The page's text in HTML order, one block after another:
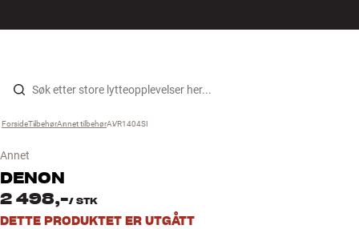
Hopp til innhold
Høyttalere
Hodetelefon
Surround
Forside ›
Tilbehør ›
Annet tilbehør ›
AVR1404SI
Annet
DENON
2 498,-/ STK
DETTE PRODUKTET ER UTGÅTT